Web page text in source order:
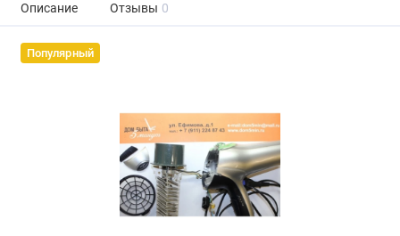
Описание Отзывы 0
Популярный